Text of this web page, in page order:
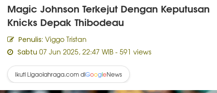
Magic Johnson Terkejut Dengan Keputusan
Knicks Depak Thibodeau
Penulis: Viggo Tristan
Sabtu 07 Jun 2025, 22:47 WIB - 591 views
Ikuti Ligaolahraga.com diGoogleNews